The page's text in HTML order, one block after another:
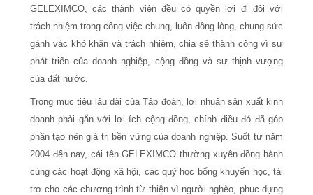
GELEXIMCO, các thành viên đều có quyền lợi đi đôi với
trách nhiệm trong công việc chung, luôn đồng lòng, chung sức
gánh vác khó khăn và trách nhiệm, chia sẻ thành công vì sự
phát triển của doanh nghiệp, cộng đồng và sự thịnh vượng
của đất nước.
Trong mục tiêu lâu dài của Tập đoàn, lợi nhuận sản xuất kinh
doanh phải gắn với lợi ích cộng đồng, chính điều đó đã góp
phần tạo nên giá trị bền vững của doanh nghiệp. Suốt từ năm
2004 đến nay, cái tên GELEXIMCO thường xuyên đồng hành
cùng các hoạt động xã hội, các quỹ học bổng khuyến học, tài
trợ cho các chương trình từ thiện vì người nghèo, phục dựng